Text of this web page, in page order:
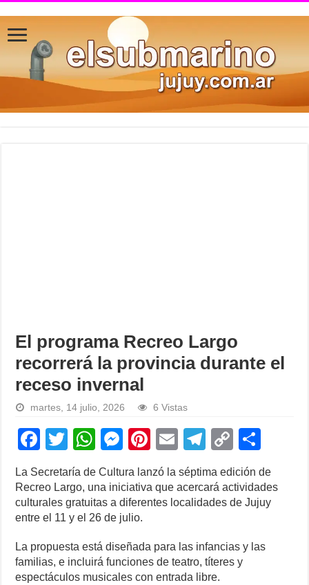
El programa Recreo Largo
recorrerá la provincia durante el
receso invernal
martes, 14 julio, 2026 6 Vistas
F
c
e
b
o
o
T
wi
tt
er
W
h
at
s
A
p
p
M
ss
e
n
g
er
Pi
nt
er
e
E
m
ail
T
e
gr
m
C
o
p
y
n
k
h
ar
e
La Secretaría de Cultura lanzó la séptima edición de
Recreo Largo, una iniciativa que acercará actividades
culturales gratuitas a diferentes localidades de Jujuy
entre el 11 y el 26 de julio.
La propuesta está diseñada para las infancias y las
familias, e incluirá funciones de teatro, títeres y
espectáculos musicales con entrada libre.